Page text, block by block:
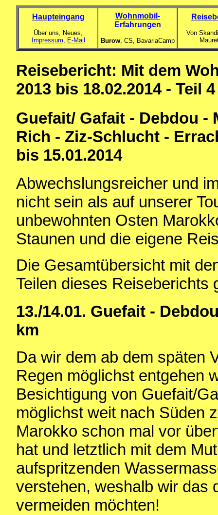
Haupteingang
Über uns, Neues,
Impressum, E-Mail
Wohnmobil-
Erfahrungen
Burow, CS, BavariaCamp
Von
Reisebericht: Mit dem
2013 bis 18.02.2014 - Teil
Guefait/ Gafait - Debdou -
Rich - Ziz-Schlucht -
bis 15.01.2014
Abwechslungsreicher und
nicht sein als auf unserer
unbewohnten Osten
Staunen und die eigene
Die Gesamtübersicht mit
Teilen dieses Reiseberichts
13./14.01. Guefait -
km
Da wir dem ab dem späten
Regen möglichst entgehen
Besichtigung von Guefait/
möglichst weit nach Süden
Marokko schon mal vor
hat und letztlich mit dem
aufspritzenden
verstehen, weshalb wir das
vermeiden möchten!